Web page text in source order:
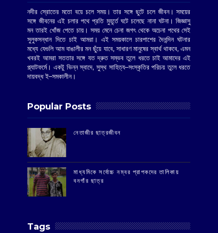
নদীর স্রোতের মতো বয়ে চলে সময়। তার সঙ্গে ছুটে চলে জীবন। সময়ের
সঙ্গে জীবনের এই চলার পথে প্রতি মুহূর্তে ঘটে চলেছে নানা ঘটনা। জিজ্ঞাসু
মন তারই খোঁজ পেতে চায়। সময় মেনে চেনা জগৎ থেকে অচেনা পথের সেই
সুলুকসন্ধান দিতে চাই আমরা। এই সময়কালে চারপাশের দৈনন্দিন ঘটনার
মধ্যে যেগুলি আম বাঙালীর মন ছুঁয়ে যাবে, সাধারণ মানুষের স্বার্থ থাকবে, এমন
খবরই আমরা সততার সঙ্গে যত দ্রুত সম্ভব তুলে ধরতে চাই আমাদের এই
প্ল্যাটফর্মে। একটু ভিন্ন স্বাদে, সুস্থ সাহিত্য–সংস্কৃতির পরিচয় তুলে ধরতে
দায়বদ্ধ ই–সমকালীন।
Popular Posts
‌নেতাজীর ছাত্রজীবন
মাধ্যমিকে সর্বোচ্চ নম্বর প্রাপকদের তালিকায়
বনগাঁর ছাত্র
Tags